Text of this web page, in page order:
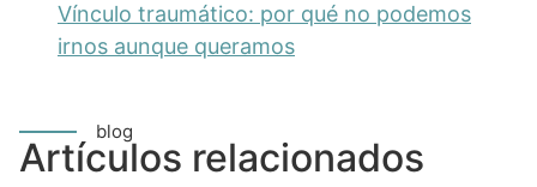
Vínculo traumático: por qué no podemos
irnos aunque queramos
blog
Artículos relacionados